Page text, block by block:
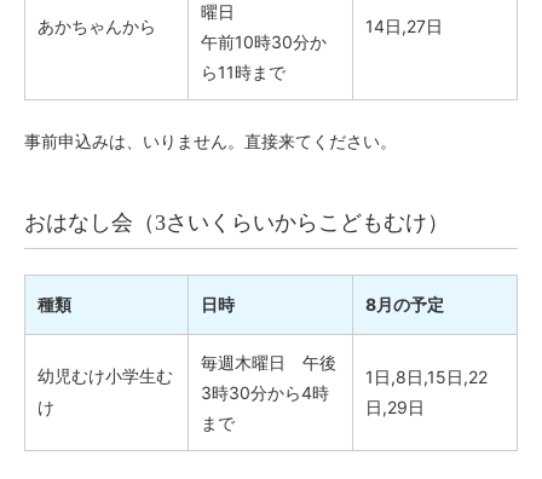
あかちゃんから
曜日
午前10時30分か
ら11時まで
14日,27日
事前申込みは、いりません。直接来てください。
おはなし会（3さいくらいからこどもむけ）
種類 日時 8月の予定
幼児むけ小学生む
け
毎週木曜日 午後
3時30分から4時
まで
1日,8日,15日,22
日,29日